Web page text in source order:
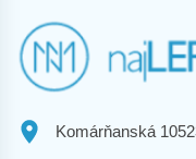
Komárňanská